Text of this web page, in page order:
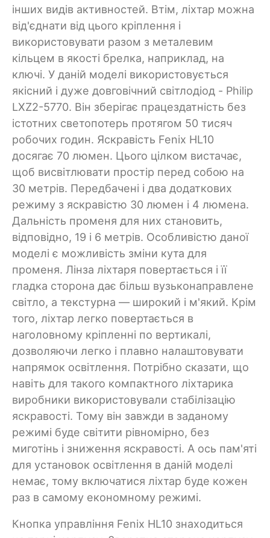
інших видів активностей. Втім, ліхтар можна
від'єднати від цього кріплення і
використовувати разом з металевим
кільцем в якості брелка, наприклад, на
ключі. У даній моделі використовується
якісний і дуже довговічний світлодіод - Philip
LXZ2-5770. Він зберігає працездатність без
істотних светопотерь протягом 50 тисяч
робочих годин. Яскравість Fenix HL10
досягає 70 люмен. Цього цілком вистачає,
щоб висвітлювати простір перед собою на
30 метрів. Передбачені і два додаткових
режиму з яскравістю 30 люмен і 4 люмена.
Дальність променя для них становить,
відповідно, 19 і 6 метрів. Особливістю даної
моделі є можливість зміни кута для
променя. Лінза ліхтаря повертається і її
гладка сторона дає більш вузьконаправлене
світло, а текстурна — широкий і м'який. Крім
того, ліхтар легко повертається в
наголовному кріпленні по вертикалі,
дозволяючи легко і плавно налаштовувати
напрямок освітлення. Потрібно сказати, що
навіть для такого компактного ліхтарика
виробники використовували стабілізацію
яскравості. Тому він завжди в заданому
режимі буде світити рівномірно, без
миготінь і зниження яскравості. А ось пам'яті
для установок освітлення в даній моделі
немає, тому включатися ліхтар буде кожен
раз в самому економному режимі.
Кнопка управління Fenix HL10 знаходиться